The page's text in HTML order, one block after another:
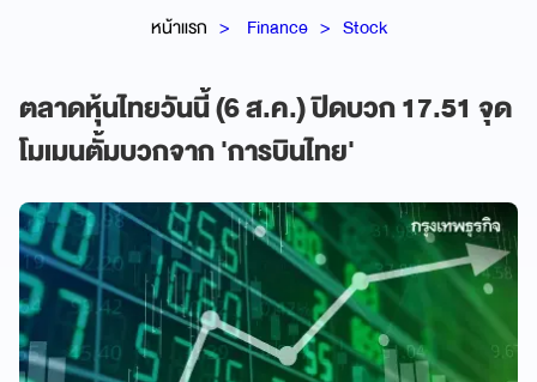
หน้าแรก Finance Stock
ตลาดหุ้นไทยวันนี้ (6 ส.ค.) ปิดบวก 17.51 จุด
โมเมนตั้มบวกจาก 'การบินไทย'